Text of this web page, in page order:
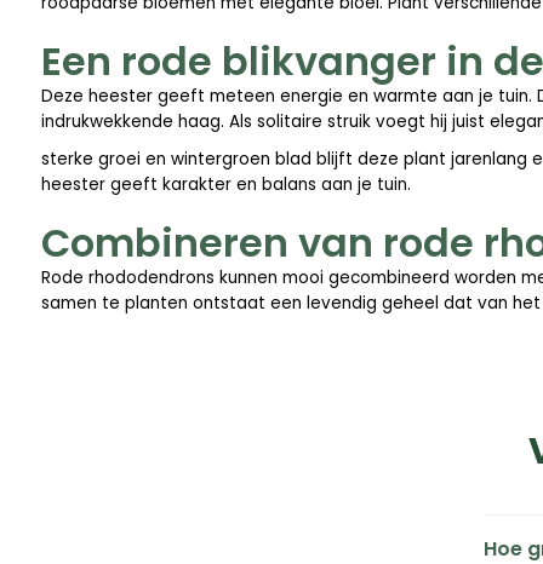
Een rode blikvanger in
Deze heester geeft meteen energie en warmte aan je
indrukwekkende haag. Als solitaire struik voegt hij juist
sterke groei en wintergroen blad blijft deze plant
heester geeft karakter en balans aan je tuin.
Combineren van rode
Rode rhododendrons kunnen mooi gecombineerd worden
samen te planten ontstaat een levendig geheel dat van
Hoe